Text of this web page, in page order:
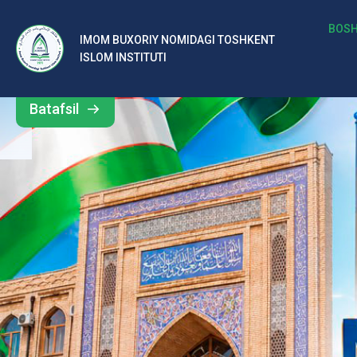
IMOM BUXORIY NOMIDAGI TOSHKENT
ISLOM INSTITUTI
b
al
ar
o‘
rt
a
si
d
Barcha
yangiliklar
Batafsil